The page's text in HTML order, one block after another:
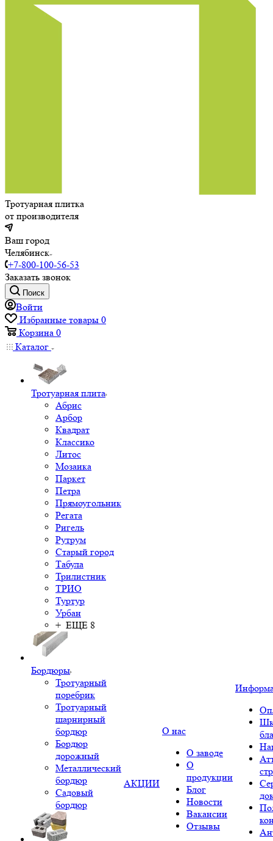
Тротуарная плитка
от производителя
Ваш город
Челябинск
+7-800-100-56-53
Заказать звонок
Поиск
Войти
Избранные товары 0
Корзина 0
Каталог
Тротуарная плита
Абрис
Арбор
Квадрат
Классико
Литос
Мозаика
Паркет
Петра
Прямоугольник
Регата
Ригель
Рутрум
Старый город
Табула
Трилистник
ТРИО
Туртур
Урбан
+ ЕЩЕ 8
Бордюры
Тротуарный
поребрик
Тротуарный
шарнирный
бордюр
Бордюр
дорожный
Металлический
бордюр
Садовый
бордюр
АКЦИИ
О нас
О заводе
О
продукции
Блог
Новости
Вакансии
Отзывы